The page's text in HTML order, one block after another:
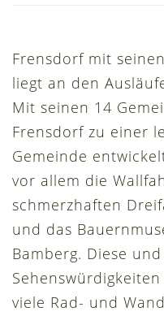
Frensdorf mit
liegt an den
Mit seinen 14
Frensdorf zu einer
Gemeinde
vor allem die
schmerzhaften
und das
Bamberg. Diese
viele Rad- und